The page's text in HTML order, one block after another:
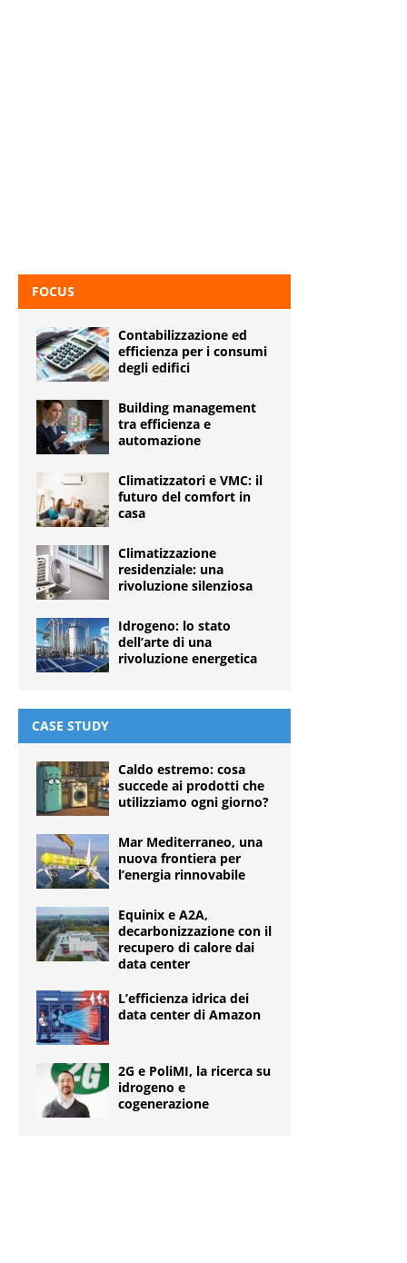
FOCUS
Contabilizzazione ed
efficienza per i consumi
degli edifici
Building management
tra efficienza e
automazione
Climatizzatori e VMC: il
futuro del comfort in
casa
Climatizzazione
residenziale: una
rivoluzione silenziosa
Idrogeno: lo stato
dell’arte di una
rivoluzione energetica
CASE STUDY
Caldo estremo: cosa
succede ai prodotti che
utilizziamo ogni giorno?
Mar Mediterraneo, una
nuova frontiera per
l’energia rinnovabile
Equinix e A2A,
decarbonizzazione con il
recupero di calore dai
data center
L’efficienza idrica dei
data center di Amazon
2G e PoliMI, la ricerca su
idrogeno e
cogenerazione